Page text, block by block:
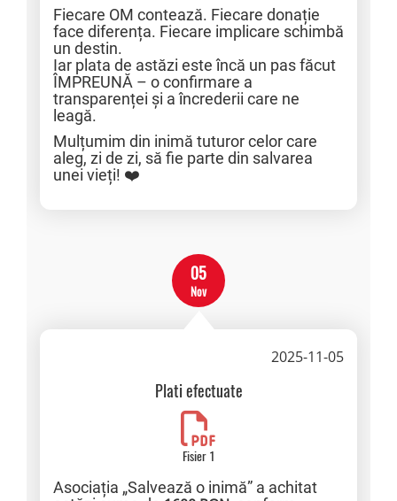
Fiecare OM contează. Fiecare donație
face diferența. Fiecare implicare schimbă
un destin.
Iar plata de astăzi este încă un pas făcut
ÎMPREUNĂ – o confirmare a
transparenței și a încrederii care ne
leagă.
Mulțumim din inimă tuturor celor care
aleg, zi de zi, să fie parte din salvarea
unei vieți! ❤️
05
Nov
2025-11-05
Plati efectuate
Fisier 1
Asociația „Salvează o inimă” a achitat